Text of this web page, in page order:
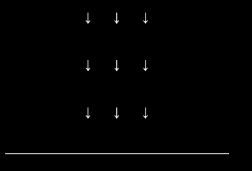
↓ ↓ ↓
↓ ↓ ↓
↓ ↓ ↓